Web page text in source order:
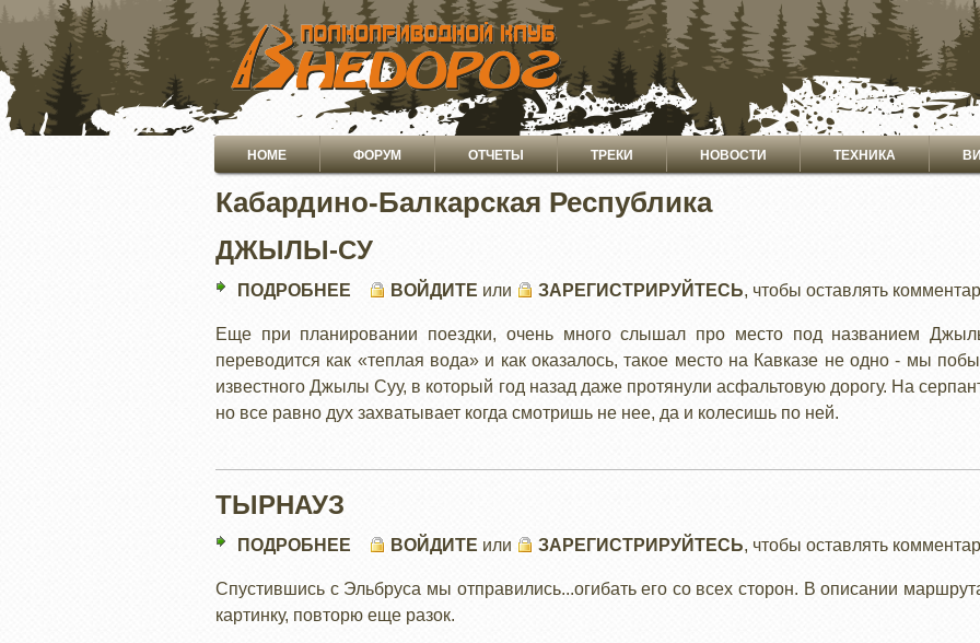
ПЕРЕЙТИ
ОСНОВНОМУ
СОДЕРЖАНИЮ
Основная
навигация
HOME ФОРУМ ОТЧЕТЫ ТРЕКИ НОВОСТИ ТЕХНИКА
Кабардино-Балкарская Республика
ДЖЫЛЫ-СУ
ПОДРОБНЕЕ
СУ
ВОЙДИТЕ или ЗАРЕГИСТРИРУЙТЕСЬ, чтобы оставлять
Еще при планировании поездки, очень много слышал про место под названием
переводится как «теплая вода» и как оказалось, такое место на Кавказе не одно - мы
известного Джылы Суу, в который год назад даже протянули асфальтовую дорогу. На
но все равно дух захватывает когда смотришь не нее, да и колесишь по ней.
ТЫРНАУЗ
ПОДРОБНЕЕ ВОЙДИТЕ или ЗАРЕГИСТРИРУЙТЕСЬ, чтобы оставлять
Спустившись с Эльбруса мы отправились...огибать его со всех сторон. В описании
картинку, повторю еще разок.